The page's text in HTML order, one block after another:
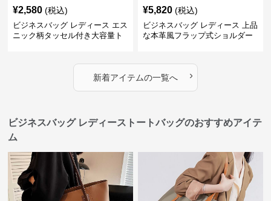
¥2,580 (税込)
ビジネスバッグ レディース エス
ニック柄タッセル付き大容量ト
¥5,820 (税込)
ビジネスバッグ レディース 上品
な本革風フラップ式ショルダー
新着アイテムの一覧へ ›
ビジネスバッグ レディーストートバッグのおすすめアイテ
ム